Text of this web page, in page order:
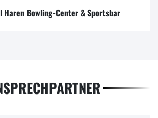
Haren Bowling-Center & Sportsbar